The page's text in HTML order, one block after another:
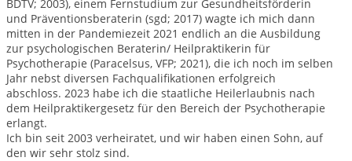
BDTV; 2003), einem Fernstudium zur Gesundheitsförderin
und Präventionsberaterin (sgd; 2017) wagte ich mich dann
mitten in der Pandemiezeit 2021 endlich an die Ausbildung
zur psychologischen Beraterin/ Heilpraktikerin für
Psychotherapie (Paracelsus, VFP; 2021), die ich noch im selben
Jahr nebst diversen Fachqualifikationen erfolgreich
abschloss. 2023 habe ich die staatliche Heilerlaubnis nach
dem Heilpraktikergesetz für den Bereich der Psychotherapie
erlangt.
Ich bin seit 2003 verheiratet, und wir haben einen Sohn, auf
den wir sehr stolz sind.